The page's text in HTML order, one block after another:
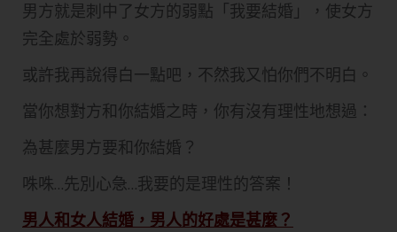
男方就是刺中了女方的弱點「我要結婚」，使女方
完全處於弱勢。
或許我再說得白一點吧，不然我又怕你們不明白。
當你想對方和你結婚之時，你有沒有理性地想過：
為甚麼男方要和你結婚？
咮咮…先別心急…我要的是理性的答案！
男人和女人結婚，男人的好處是甚麼？